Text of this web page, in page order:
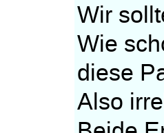
Wir
Wie
diese
Also